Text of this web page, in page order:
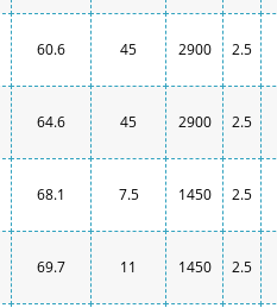
60.6 45 2900 2.5
64.6 45 2900 2.5
68.1 7.5 1450 2.5
69.7 11 1450 2.5